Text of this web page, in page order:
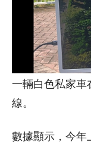
一輛白色私家
線。
數據顯示，今年